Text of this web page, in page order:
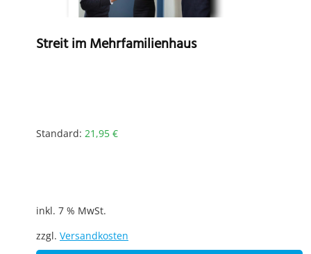
Streit im Mehrfamilienhaus
Standard: 21,95 €
inkl. 7 % MwSt.
zzgl. Versandkosten